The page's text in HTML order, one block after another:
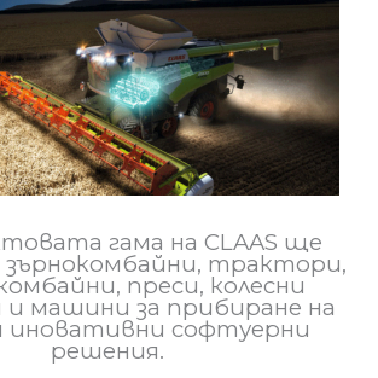
гама на CLAAS ще
трактори,
преси, колесни
машини за прибиране на
иновативни софтуерни
решения.